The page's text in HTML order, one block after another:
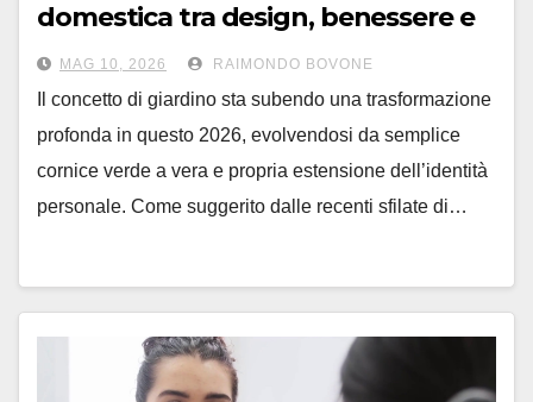
domestica tra design, benessere e
sostenibilità
MAG 10, 2026 RAIMONDO BOVONE
Il concetto di giardino sta subendo una trasformazione
profonda in questo 2026, evolvendosi da semplice
cornice verde a vera e propria estensione dell’identità
personale. Come suggerito dalle recenti sfilate di…